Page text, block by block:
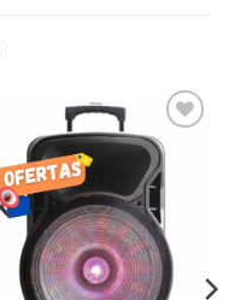
AÑADIR
LISTA
DE
DESEOS